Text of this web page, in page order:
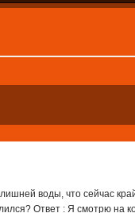
воды, что сейчас
Ответ : Я смотрю на